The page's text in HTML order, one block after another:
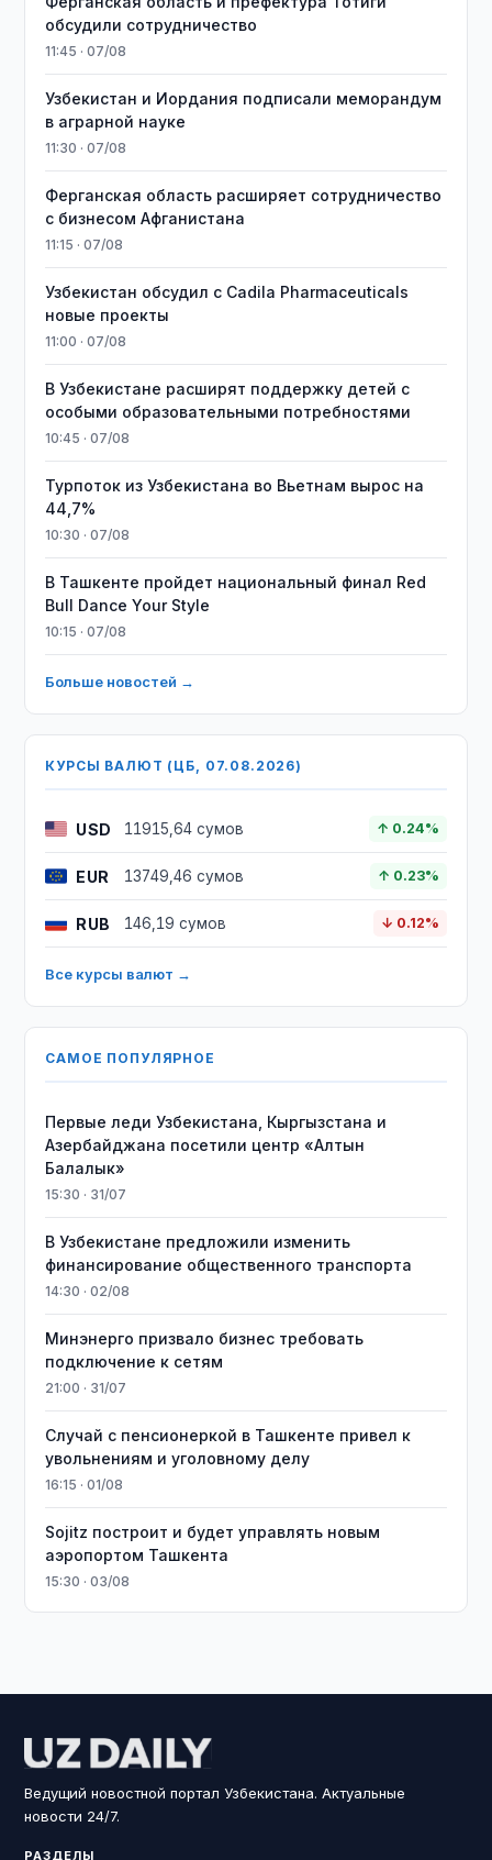
обсудили сотрудничество
11:45 · 07/08
Узбекистан и Иордания подписали меморандум
в аграрной науке
11:30 · 07/08
Ферганская область расширяет сотрудничество
с бизнесом Афганистана
11:15 · 07/08
Узбекистан обсудил с Cadila Pharmaceuticals
новые проекты
11:00 · 07/08
В Узбекистане расширят поддержку детей с
особыми образовательными потребностями
10:45 · 07/08
Турпоток из Узбекистана во Вьетнам вырос на
44,7%
10:30 · 07/08
В Ташкенте пройдет национальный финал Red
Bull Dance Your Style
10:15 · 07/08
Больше новостей →
КУРСЫ ВАЛЮТ (ЦБ, 07.08.2026)
USD 11915,64 сумов ↑ 0.24%
EUR 13749,46 сумов ↑ 0.23%
RUB 146,19 сумов ↓ 0.12%
Все курсы валют →
САМОЕ ПОПУЛЯРНОЕ
Первые леди Узбекистана, Кыргызстана и
Азербайджана посетили центр «Алтын
Балалык»
15:30 · 31/07
В Узбекистане предложили изменить
финансирование общественного транспорта
14:30 · 02/08
Минэнерго призвало бизнес требовать
подключение к сетям
21:00 · 31/07
Случай с пенсионеркой в Ташкенте привел к
увольнениям и уголовному делу
16:15 · 01/08
Sojitz построит и будет управлять новым
аэропортом Ташкента
15:30 · 03/08
Ведущий новостной портал Узбекистана. Актуальные
новости 24/7.
РАЗДЕЛЫ